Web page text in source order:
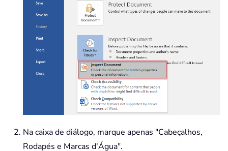
Na caixa de diálogo, marque apenas "Cabeçalhos,
Rodapés e Marcas d'Água".